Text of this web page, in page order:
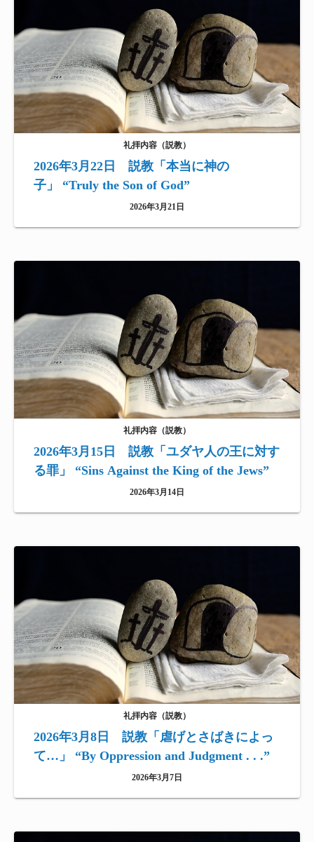
礼拝内容（説教）
2026年3月22日 説教「本当に神の
子」 “Truly the Son of God”
2026年3月21日
礼拝内容（説教）
2026年3月15日 説教「ユダヤ人の王に対す
る罪」 “Sins Against the King of the Jews”
2026年3月14日
礼拝内容（説教）
2026年3月8日 説教「虐げとさばきによっ
て…」 “By Oppression and Judgment . . .”
2026年3月7日